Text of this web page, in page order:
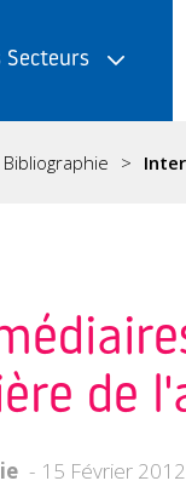
Secteurs
Bibliographie
de
15 Février 2012